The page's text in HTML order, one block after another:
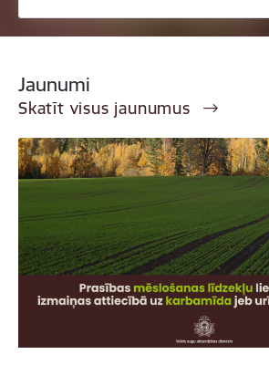
Jaunumi
Skatīt visus jaunumus